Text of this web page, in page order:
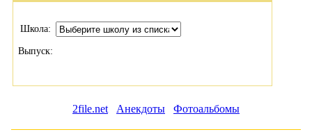
Школа:
Выпуск:
2file.net Анекдоты Фотоальбомы